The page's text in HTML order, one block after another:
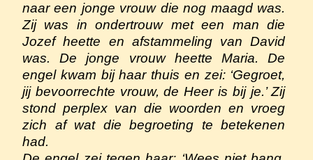
naar een jonge vrouw die nog maagd was.
Zij was in ondertrouw met een man die
Jozef heette en afstammeling van David
was. De jonge vrouw heette Maria. De
engel kwam bij haar thuis en zei: ‘Gegroet,
jij bevoorrechte vrouw, de Heer is bij je.’ Zij
stond perplex van die woorden en vroeg
zich af wat die begroeting te betekenen
had.